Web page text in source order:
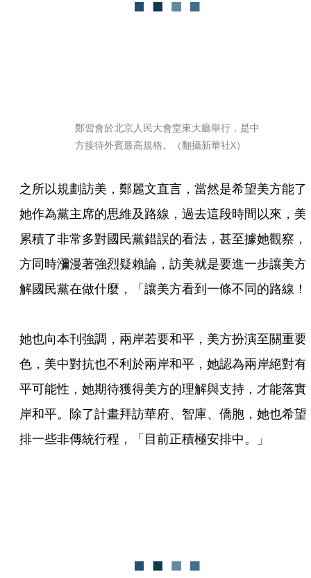
鄭習會於北京人民大會堂東大廳舉行，是中
方接待外賓最高規格。（翻攝新華社X）
之所以規劃訪美，鄭麗文直言，當然是希望美方能了
她作為黨主席的思維及路線，過去這段時間以來，美
累積了非常多對國民黨錯誤的看法，甚至據她觀察，
方同時瀰漫著強烈疑賴論，訪美就是要進一步讓美方
解國民黨在做什麼，「讓美方看到一條不同的路線！
她也向本刊強調，兩岸若要和平，美方扮演至關重要
色，美中對抗也不利於兩岸和平，她認為兩岸絕對有
平可能性，她期待獲得美方的理解與支持，才能落實
岸和平。除了計畫拜訪華府、智庫、僑胞，她也希望
排一些非傳統行程，「目前正積極安排中。」